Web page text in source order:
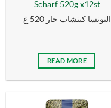
Scharf 520g x12st
التونسا كيتشاب حار 520 غ
READ MORE